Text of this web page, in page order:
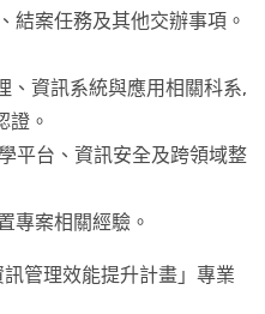
結案任務及其他交辦事項。
、資訊系統與應用相關科系,
證。
平台、資訊安全及跨領域整
專案相關經驗。
管理效能提升計畫」專業